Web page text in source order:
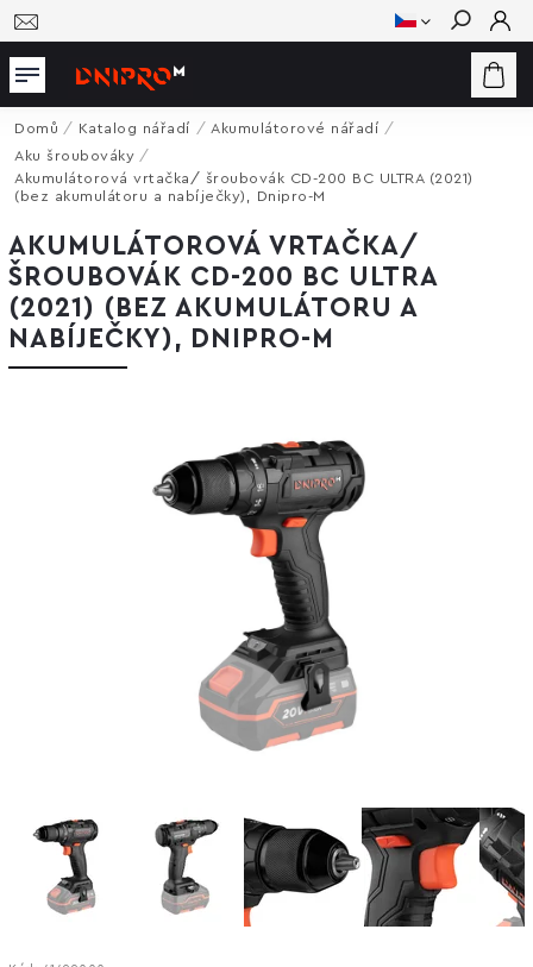
Hledat
Domů / Katalog nářadí / Akumulátorové nářadí /
Aku šroubováky /
Akumulátorová vrtačka/ šroubovák CD-200 BC ULTRA (2021)
(bez akumulátoru a nabíječky), Dnipro-M
AKUMULÁTOROVÁ VRTAČKA/
ŠROUBOVÁK CD-200 BC ULTRA
(2021) (BEZ AKUMULÁTORU A
NABÍJEČKY), DNIPRO-M